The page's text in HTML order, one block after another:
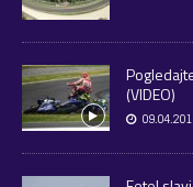
(VIDEO)